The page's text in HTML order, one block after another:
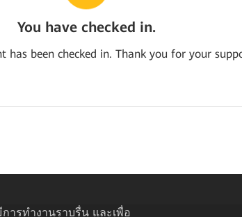
You have checked in.
has been checked in. Thank you for your
ารทำงานราบรื่น และเพื่อ